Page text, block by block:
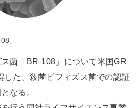
」
菌「BR-108」について米国GR
した。殺菌ビフィズス菌での認証
なる。